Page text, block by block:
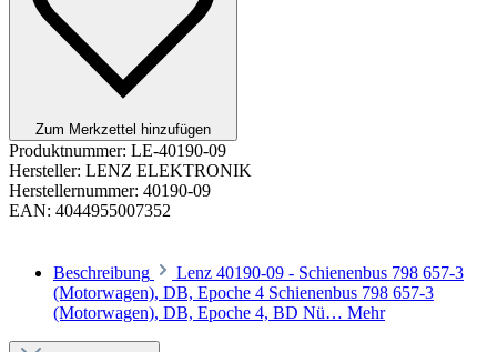
Zum Merkzettel hinzufügen
Produktnummer: LE-40190-09
Hersteller: LENZ ELEKTRONIK
Herstellernummer: 40190-09
EAN: 4044955007352
Beschreibung
Lenz 40190-09 - Schienenbus 798 657-3
(Motorwagen), DB, Epoche 4 Schienenbus 798 657-3
(Motorwagen), DB, Epoche 4, BD Nü… Mehr